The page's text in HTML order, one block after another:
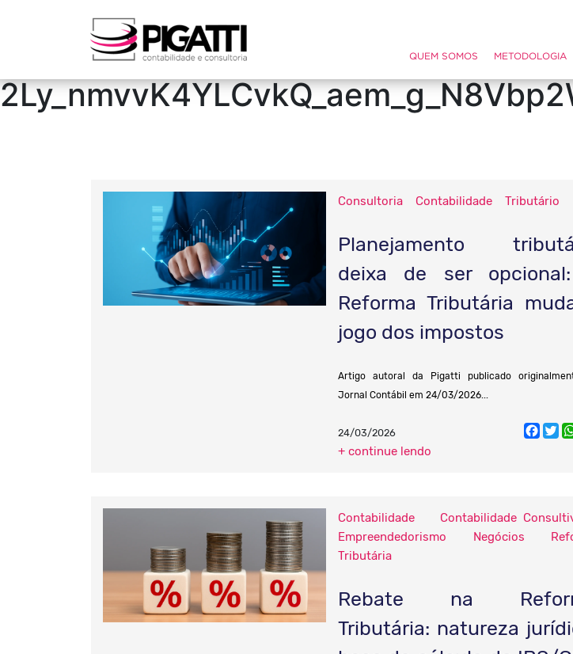
/blog/page/2/?
QUEM SOMOS METODOLOGIA
Consultoria Contabilidade Tributário
Planejamento
deixa de ser
Reforma Tributária
jogo dos impostos
Artigo autoral da Pigatti publicado
Jornal Contábil em 24/03/2026...
24/03/2026
+ continue lendo
Contabilidade
Contabilidade
Empreendedorismo
Negócios
Tributária
Rebate na
Tributária: natureza